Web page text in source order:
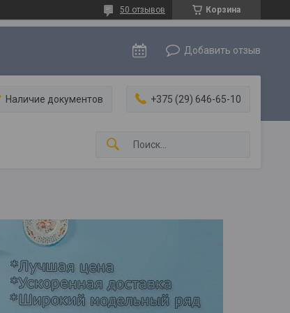
Корзина
50 отзывов
Добавить отзыв
Наличие документов +375 (29) 646-65-10